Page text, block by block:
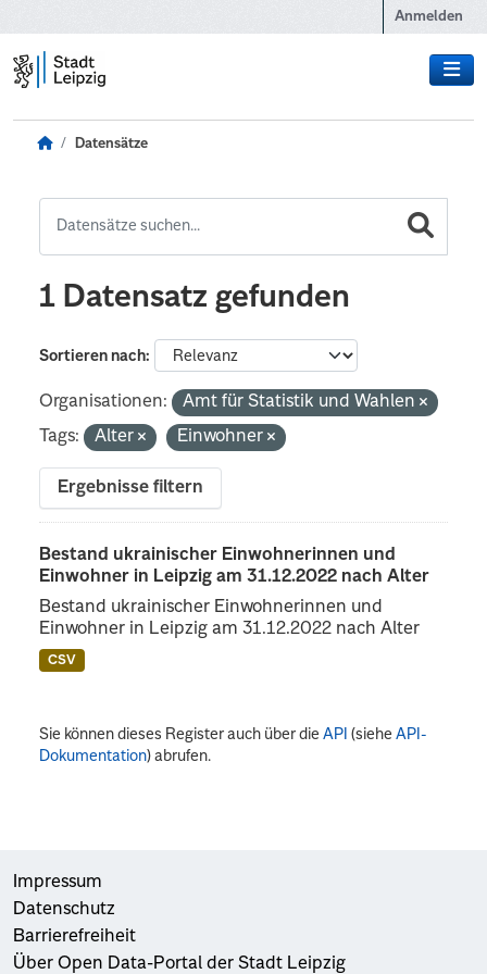
Anmelden
Datensätze
1 Datensatz gefunden
Sortieren nach
Organisationen:
Amt für Statistik und Wahlen
Tags:
Alter Einwohner
Ergebnisse filtern
Bestand ukrainischer Einwohnerinnen und
Einwohner in Leipzig am 31.12.2022 nach Alter
Bestand ukrainischer Einwohnerinnen und
Einwohner in Leipzig am 31.12.2022 nach Alter
CSV
Sie können dieses Register auch über dieAPI (sieheAPI-
Dokumentation) abrufen.
Impressum
Datenschutz
Barrierefreiheit
Über Open Data-Portal der Stadt Leipzig